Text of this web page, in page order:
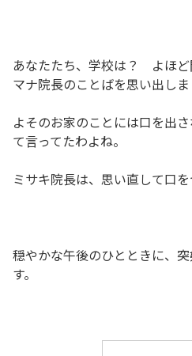
あなたたち、学校は？ よほ
マナ院長のことばを思い出しま
よそのお家のことには口を出
て言ってたわよね。
ミサキ院長は、思い直して口を
穏やかな午後のひとときに、
す。